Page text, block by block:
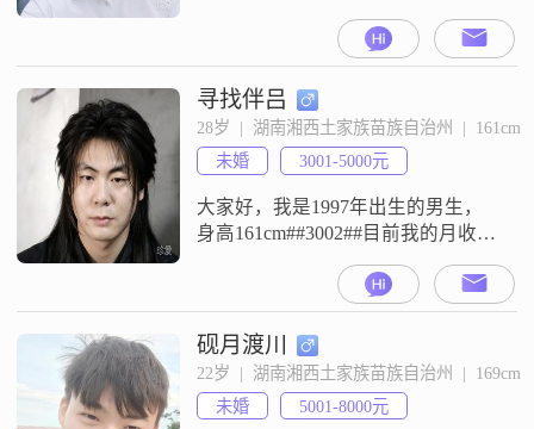
宾，白头到老的那个她，如果遇
见，我会万分珍惜。
寻找伴吕
28岁  |  湖南湘西土家族苗族自治州  |  161cm
未婚
3001-5000元
大家好，我是1997年出生的男生，
身高161cm##3002##目前我的月收入
族苗族自治州工作##3002##我的学
历是中专##3002##平时我的生活里
会有宠物陪伴，我也喜欢在城市里
漫步##3002##我的性格是乐观积极
的##3002##我来到这里，是想真诚
地寻找一位合适的女生，
砚月渡川
22岁  |  湖南湘西土家族苗族自治州  |  169cm
未婚
5001-8000元